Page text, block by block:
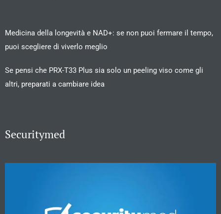
Medicina della longevità e NAD+: se non puoi fermare il tempo,
puoi scegliere di viverlo meglio
Se pensi che PRX-T33 Plus sia solo un peeling viso come gli
altri, preparati a cambiare idea
Securitymed